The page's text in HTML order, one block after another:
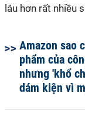
lâu hơn rất nhiều
Amazon sao
phẩm của
nhưng 'khổ
dám kiện vì